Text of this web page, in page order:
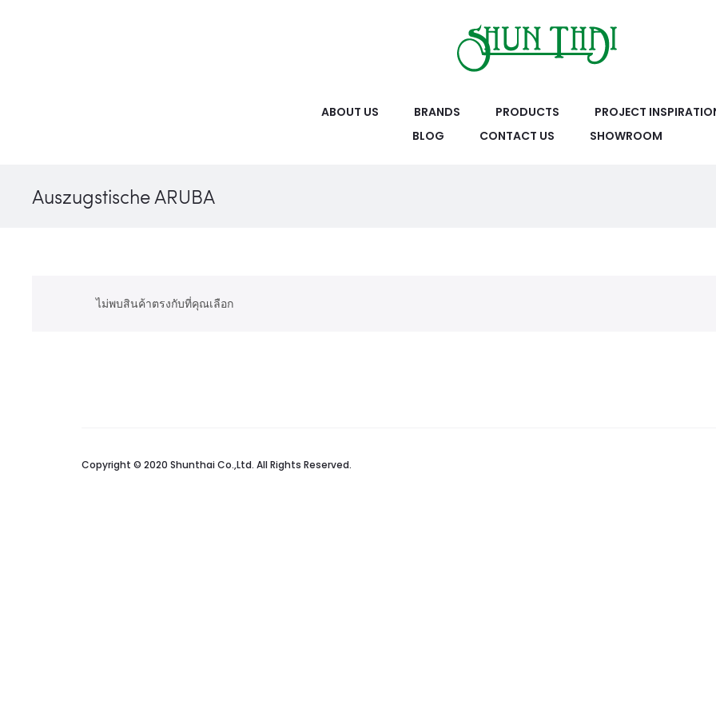
ABOUT US BRANDS PRODUCTS
PROJECT
BLOG
CONTACT US SHOWROOM
Auszugstische ARUBA
ไม่พบสินค้าตรงกับที่คุณเลือก
Copyright © 2020 Shunthai Co.,Ltd. All Rights Reserved.